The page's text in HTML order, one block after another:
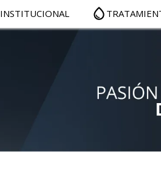
INSTITUCIONAL